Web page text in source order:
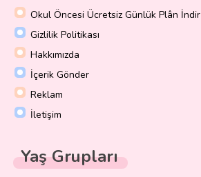
Okul Öncesi Ücretsiz Günlük Plân İndir
Gizlilik Politikası
Hakkımızda
İçerik Gönder
Reklam
İletişim
Yaş Grupları